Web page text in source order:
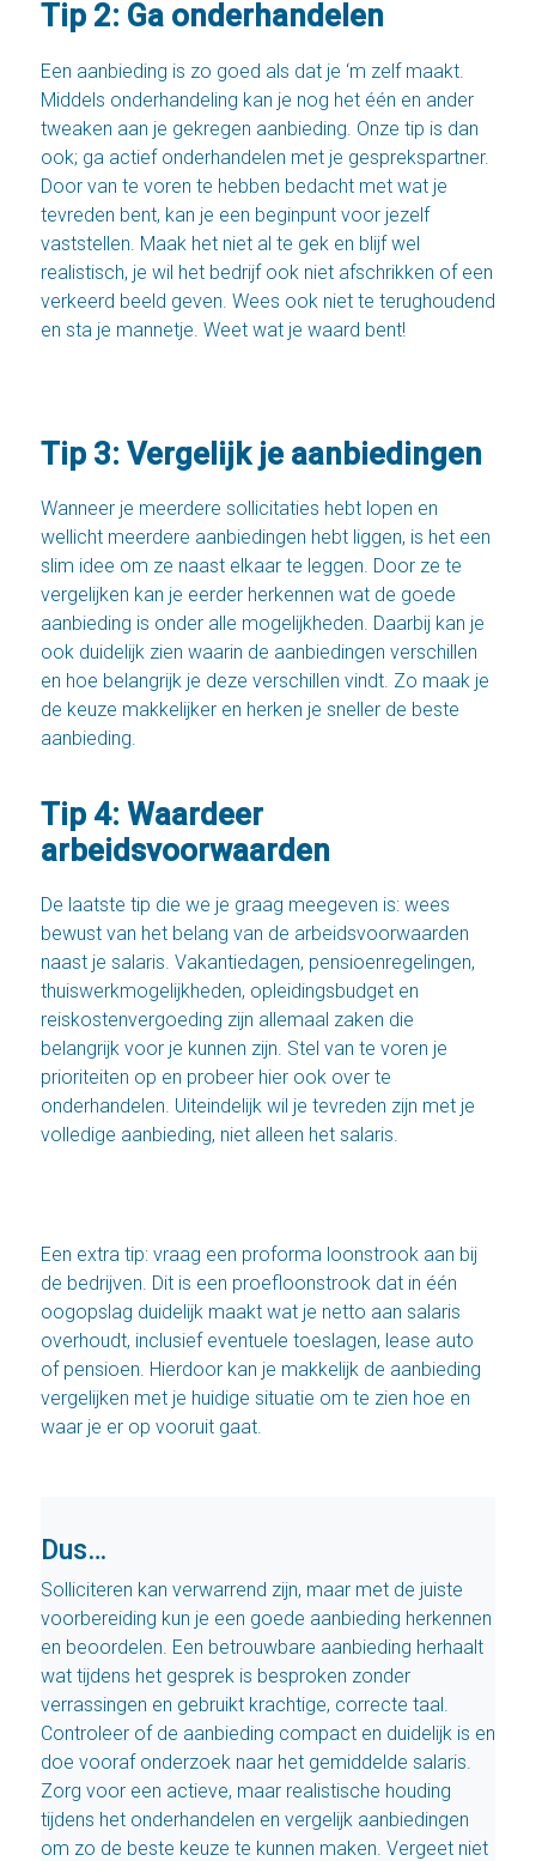
Tip 2: Ga onderhandelen
Een aanbieding is zo goed als dat je ‘m zelf maakt.
Middels onderhandeling kan je nog het één en ander
tweaken aan je gekregen aanbieding. Onze tip is dan
ook; ga actief onderhandelen met je gesprekspartner.
Door van te voren te hebben bedacht met wat je
tevreden bent, kan je een beginpunt voor jezelf
vaststellen. Maak het niet al te gek en blijf wel
realistisch, je wil het bedrijf ook niet afschrikken of een
verkeerd beeld geven. Wees ook niet te terughoudend
en sta je mannetje. Weet wat je waard bent!
Tip 3: Vergelijk je aanbiedingen
Wanneer je meerdere sollicitaties hebt lopen en
wellicht meerdere aanbiedingen hebt liggen, is het een
slim idee om ze naast elkaar te leggen. Door ze te
vergelijken kan je eerder herkennen wat de goede
aanbieding is onder alle mogelijkheden. Daarbij kan je
ook duidelijk zien waarin de aanbiedingen verschillen
en hoe belangrijk je deze verschillen vindt. Zo maak je
de keuze makkelijker en herken je sneller de beste
aanbieding.
Tip 4: Waardeer
arbeidsvoorwaarden
De laatste tip die we je graag meegeven is: wees
bewust van het belang van de arbeidsvoorwaarden
naast je salaris. Vakantiedagen, pensioenregelingen,
thuiswerkmogelijkheden, opleidingsbudget en
reiskostenvergoeding zijn allemaal zaken die
belangrijk voor je kunnen zijn. Stel van te voren je
prioriteiten op en probeer hier ook over te
onderhandelen. Uiteindelijk wil je tevreden zijn met je
volledige aanbieding, niet alleen het salaris.
Een extra tip: vraag een proforma loonstrook aan bij
de bedrijven. Dit is een proefloonstrook dat in één
oogopslag duidelijk maakt wat je netto aan salaris
overhoudt, inclusief eventuele toeslagen, lease auto
of pensioen. Hierdoor kan je makkelijk de aanbieding
vergelijken met je huidige situatie om te zien hoe en
waar je er op vooruit gaat.
Dus…
Solliciteren kan verwarrend zijn, maar met de juiste
voorbereiding kun je een goede aanbieding herkennen
en beoordelen. Een betrouwbare aanbieding herhaalt
wat tijdens het gesprek is besproken zonder
verrassingen en gebruikt krachtige, correcte taal.
Controleer of de aanbieding compact en duidelijk is en
doe vooraf onderzoek naar het gemiddelde salaris.
Zorg voor een actieve, maar realistische houding
tijdens het onderhandelen en vergelijk aanbiedingen
om zo de beste keuze te kunnen maken. Vergeet niet